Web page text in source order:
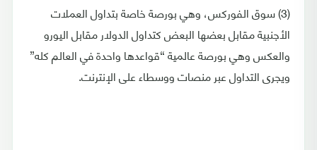
(3) سوق الفوركس، وهي بورصة خاصة بتداول العملات
الأجنبية مقابل بعضها البعض كتداول الدولار مقابل اليورو
والعكس وهي بورصة عالمية “قواعدها واحدة في العالم كله”
ويجرى التداول عبر منصات ووسطاء على الإنترنت.